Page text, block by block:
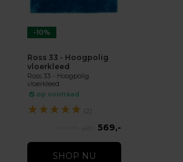
-10%
Ross 33 - Hoogpolig
vloerkleed
Ross 33 - Hoogpolig
vloerkleed
op voorraad
★★★★★ (2)
569,-
SHOP NU